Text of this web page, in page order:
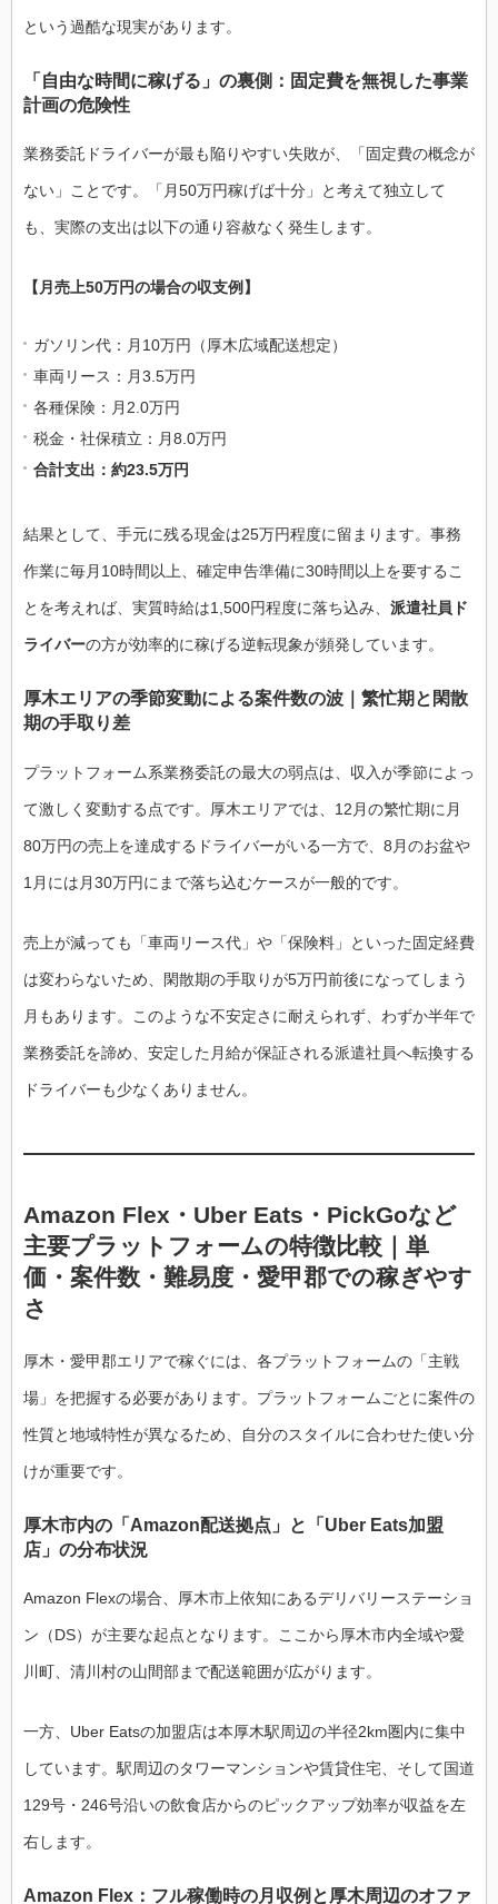
という過酷な現実があります。
「自由な時間に稼げる」の裏側：固定費を無視した事業
計画の危険性
業務委託ドライバーが最も陥りやすい失敗が、「固定費の概念が
ない」ことです。「月50万円稼げば十分」と考えて独立して
も、実際の支出は以下の通り容赦なく発生します。
【月売上50万円の場合の収支例】
ガソリン代：月10万円（厚木広域配送想定）
車両リース：月3.5万円
各種保険：月2.0万円
税金・社保積立：月8.0万円
合計支出：約23.5万円
結果として、手元に残る現金は25万円程度に留まります。事務
作業に毎月10時間以上、確定申告準備に30時間以上を要するこ
とを考えれば、実質時給は1,500円程度に落ち込み、 派遣社員ド
ライバーの方が効率的に稼げる逆転現象が頻発しています。
厚木エリアの季節変動による案件数の波｜繁忙期と閑散
期の手取り差
プラットフォーム系業務委託の最大の弱点は、収入が季節によっ
て激しく変動する点です。厚木エリアでは、12月の繁忙期に月
80万円の売上を達成するドライバーがいる一方で、8月のお盆や
1月には月30万円にまで落ち込むケースが一般的です。
売上が減っても「車両リース代」や「保険料」といった固定経費
は変わらないため、閑散期の手取りが5万円前後になってしまう
月もあります。このような不安定さに耐えられず、わずか半年で
業務委託を諦め、安定した月給が保証される派遣社員へ転換する
ドライバーも少なくありません。
Amazon Flex・Uber Eats・PickGoなど
主要プラットフォームの特徴比較｜単
価・案件数・難易度・愛甲郡での稼ぎやす
さ
厚木・愛甲郡エリアで稼ぐには、各プラットフォームの「主戦
場」を把握する必要があります。プラットフォームごとに案件の
性質と地域特性が異なるため、自分のスタイルに合わせた使い分
けが重要です。
厚木市内の「Amazon配送拠点」と「Uber Eats加盟
店」の分布状況
Amazon Flexの場合、厚木市上依知にあるデリバリーステーショ
ン（DS）が主要な起点となります。ここから厚木市内全域や愛
川町、清川村の山間部まで配送範囲が広がります。
一方、Uber Eatsの加盟店は本厚木駅周辺の半径2km圏内に集中
しています。駅周辺のタワーマンションや賃貸住宅、そして国道
129号・246号沿いの飲食店からのピックアップ効率が収益を左
右します。
Amazon Flex：フル稼働時の月収例と厚木周辺のオファ